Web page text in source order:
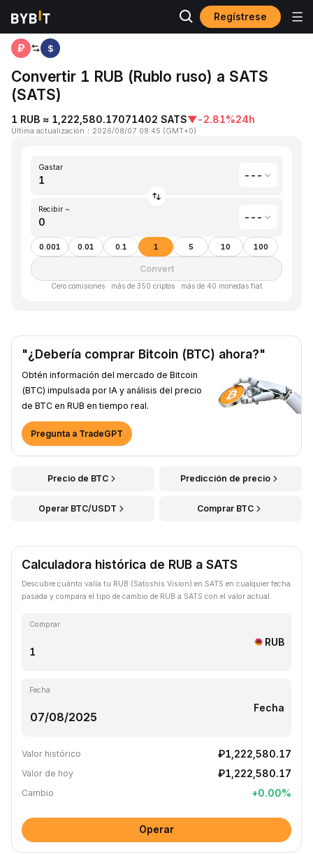
Regístrese
Inicio Rublo ruso(RUB) to Satoshis Vision(SATS)
$
Convertir 1 RUB (Rublo ruso) a SATS
(SATS)
1 RUB ≈ 1,222,580.17071402 SATS▼-2.81%24h
Última actualización ： 2026/08/07 08:45 (GMT+0)
Gastar
---
Recibir ~
---
0.001 0.01 0.1 1 5 10 100
Convert
Cero comisiones · más de 350 criptos · más de 40 monedas fiat
"¿Debería comprar Bitcoin (BTC) ahora?"
Obtén información del mercado de Bitcoin
(BTC) impulsada por IA y análisis del precio
de BTC en RUB en tiempo real.
Pregunta a TradeGPT
Precio de BTC Predicción de precio
Operar BTC/USDT Comprar BTC
Calculadora histórica de RUB a SATS
Descubre cuánto valía tu RUB (Satoshis Vision) en SATS en cualquier fecha
pasada y compara el tipo de cambio de RUB a SATS con el valor actual.
Comprar
RUB
Fecha
Fecha
Valor histórico ₽1,222,580.17
Valor de hoy ₽1,222,580.17
Cambio +0.00%
Operar